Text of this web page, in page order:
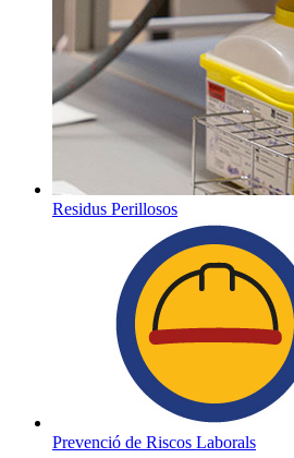
Residus Perillosos
Prevenció de Riscos Laborals